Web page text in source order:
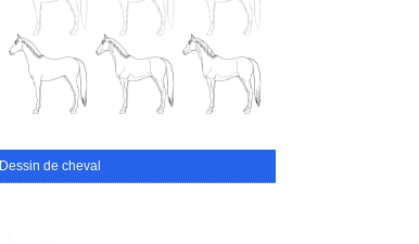
Dessin de cheval